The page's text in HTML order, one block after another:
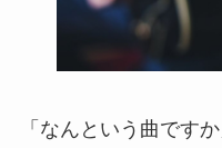
「なんという曲です